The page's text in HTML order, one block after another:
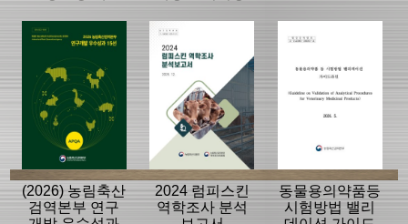
모니터링 결과
APQA
(2026) 농림축산
검역본부 연구
2024 럼피스킨
역학조사 분석
동물용의약품등
시험방법 밸리